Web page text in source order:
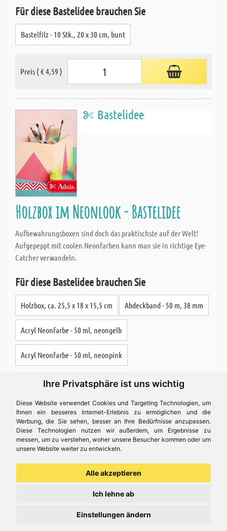
Ihre Privatsphäre ist uns wichtig
Diese Website verwendet Cookies und Targeting Technologien, um
Ihnen ein besseres Internet-Erlebnis zu ermöglichen und die
Werbung, die Sie sehen, besser an Ihre Bedürfnisse anzupassen.
Diese Technologien nutzen wir außerdem, um Ergebnisse zu
messen, um zu verstehen, woher unsere Besucher kommen oder um
unsere Website weiter zu entwickeln.
Alle akzeptieren
Ich lehne ab
Einstellungen ändern
Für diese Bastelidee brauchen Sie
Bastelfilz - 10 Stk., 20 x 30 cm, bunt
Preis ( € 4,59 )
Bastelidee
Holzbox im Neonlook - Bastelidee
Aufbewahrungsboxen sind doch das praktischste auf der Welt!
Aufgepeppt mit coolen Neonfarben kann man sie in richtige Eye-
Catcher verwandeln.
Für diese Bastelidee brauchen Sie
Holzbox, ca. 25,5 x 18 x 15,5 cm Abdeckband - 50 m, 38 mm
Acryl Neonfarbe - 50 ml, neongelb
Acryl Neonfarbe - 50 ml, neonpink
Bastelidee